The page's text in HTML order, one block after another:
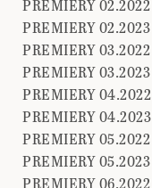
PREMIERY 02.2022
PREMIERY 02.2023
PREMIERY 03.2022
PREMIERY 03.2023
PREMIERY 04.2022
PREMIERY 04.2023
PREMIERY 05.2022
PREMIERY 05.2023
PREMIERY 06.2022